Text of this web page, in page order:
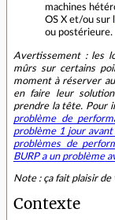
machines
OS X et/ou sur
ou postérieure.
Avertissement : les
mûrs sur certains
moment à réserver
en faire leur
prendre la tête. Pour
problème de
problème 1 jour
problèmes de
BURP a un problème
Note : ça fait plaisir
Contexte